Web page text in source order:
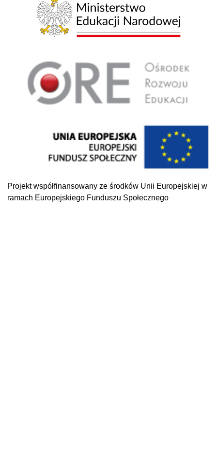
Projekt współfinansowany ze środków Unii Europejskiej w
ramach Europejskiego Funduszu Społecznego